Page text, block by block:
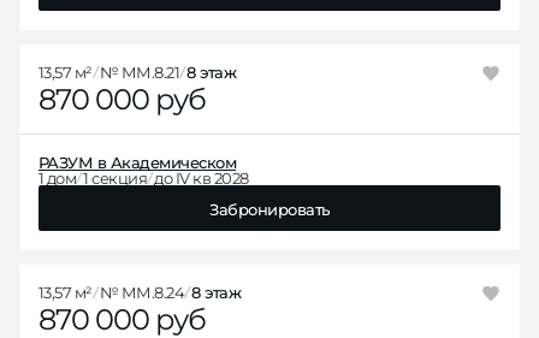
870 000 руб
13,57 м² № ММ.8.21 8 этаж
РАЗУМ в Академическом
1 дом 1 секция до IV кв 2028
Забронировать
870 000 руб
13,57 м² № ММ.8.24 8 этаж